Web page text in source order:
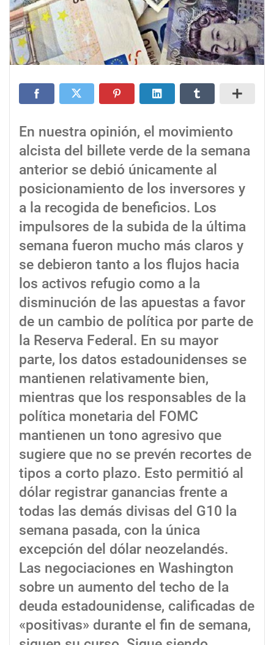
En nuestra opinión, el movimiento
alcista del billete verde de la semana
anterior se debió únicamente al
posicionamiento de los inversores y
a la recogida de beneficios. Los
impulsores de la subida de la última
semana fueron mucho más claros y
se debieron tanto a los flujos hacia
los activos refugio como a la
disminución de las apuestas a favor
de un cambio de política por parte de
la Reserva Federal. En su mayor
parte, los datos estadounidenses se
mantienen relativamente bien,
mientras que los responsables de la
política monetaria del FOMC
mantienen un tono agresivo que
sugiere que no se prevén recortes de
tipos a corto plazo. Esto permitió al
dólar registrar ganancias frente a
todas las demás divisas del G10 la
semana pasada, con la única
excepción del dólar neozelandés.
Las negociaciones en Washington
sobre un aumento del techo de la
deuda estadounidense, calificadas de
«positivas» durante el fin de semana,